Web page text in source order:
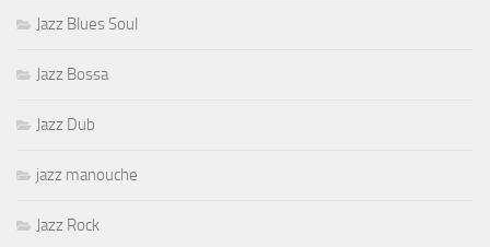
Jazz Blues Soul
Jazz Bossa
Jazz Dub
jazz manouche
Jazz Rock